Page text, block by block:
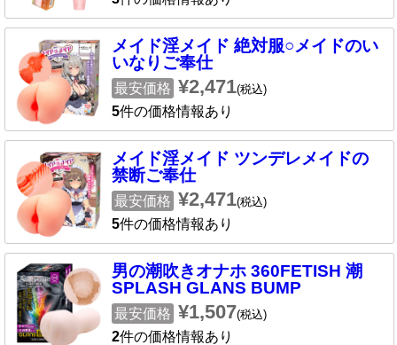
メイド淫メイド 絶対服○メイドのい
いなりご奉仕
最安価格 ¥2,471(税込)
5件の価格情報あり
メイド淫メイド ツンデレメイドの
禁断ご奉仕
最安価格 ¥2,471(税込)
5件の価格情報あり
男の潮吹きオナホ 360FETISH 潮
SPLASH GLANS BUMP
最安価格 ¥1,507(税込)
2件の価格情報あり